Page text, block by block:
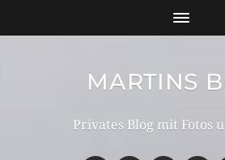
MARTINS
Privates Blog mit Fotos